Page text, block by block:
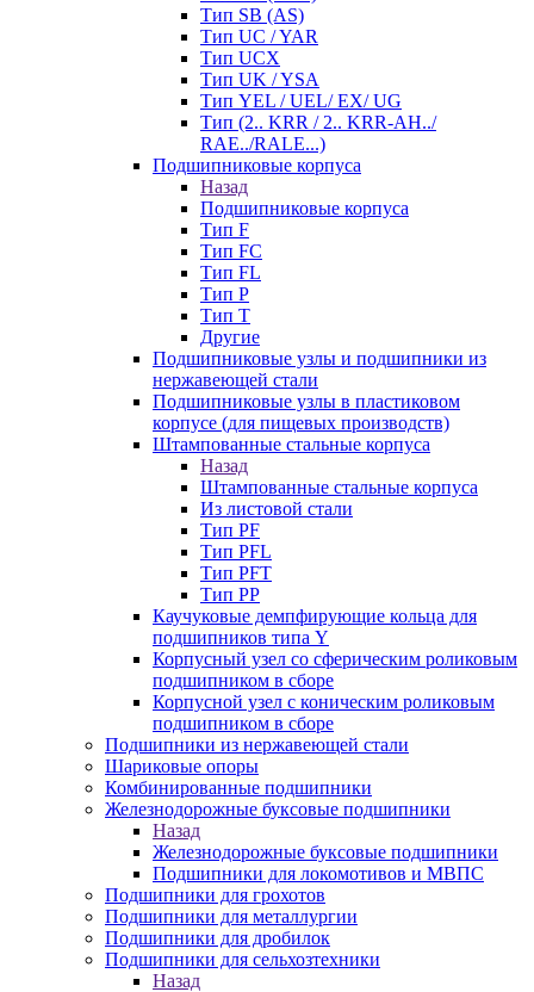
Тип SB (AS)
Тип UC / YAR
Тип UCX
Тип UK / YSA
Тип YEL / UEL/ EX/ UG
Тип (2.. KRR / 2.. KRR-AH../
RAE../RALE...)
Подшипниковые корпуса
Назад
Подшипниковые корпуса
Тип F
Тип FC
Тип FL
Тип P
Тип T
Другие
Подшипниковые узлы и подшипники из
нержавеющей стали
Подшипниковые узлы в пластиковом
корпусе (для пищевых производств)
Штампованные стальные корпуса
Назад
Штампованные стальные корпуса
Из листовой стали
Тип PF
Тип PFL
Тип PFT
Тип PP
Каучуковые демпфирующие кольца для
подшипников типа Y
Корпусный узел со сферическим роликовым
подшипником в сборе
Корпусной узел с коническим роликовым
подшипником в сборе
Подшипники из нержавеющей стали
Шариковые опоры
Комбинированные подшипники
Железнодорожные буксовые подшипники
Назад
Железнодорожные буксовые подшипники
Подшипники для локомотивов и МВПС
Подшипники для грохотов
Подшипники для металлургии
Подшипники для дробилок
Подшипники для сельхозтехники
Назад